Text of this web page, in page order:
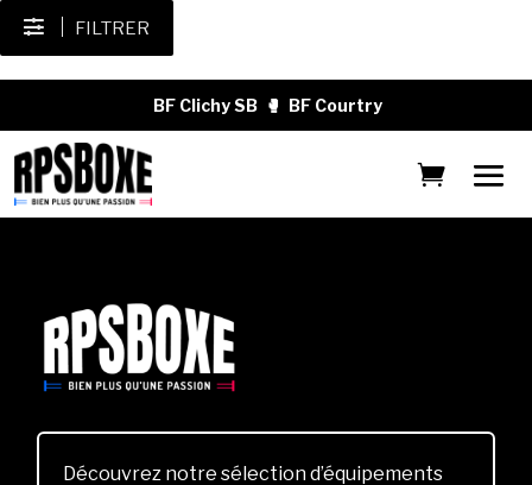
FILTRER
BF Clichy SB 🥊 BF Courtry
Découvrez notre sélection d’équipements